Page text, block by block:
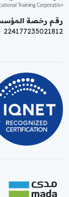
رقم رخصة المؤسسة
224177235021812